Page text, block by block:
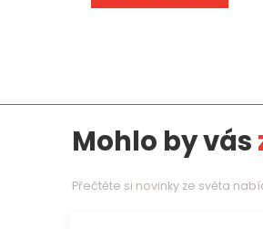
Mohlo by vás
Přečtěte si novinky ze světa